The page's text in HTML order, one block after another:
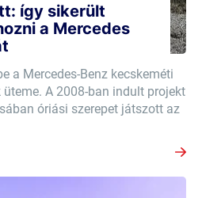
így sikerült
a Mercedes
a Mercedes-Benz kecskeméti
A 2008-ban indult projekt
óriási szerepet játszott az